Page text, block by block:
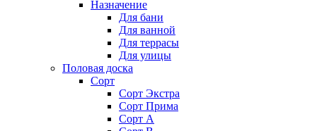
Назначение
Для бани
Для ванной
Для террасы
Для улицы
Половая доска
Сорт
Сорт Экстра
Сорт Прима
Сорт А